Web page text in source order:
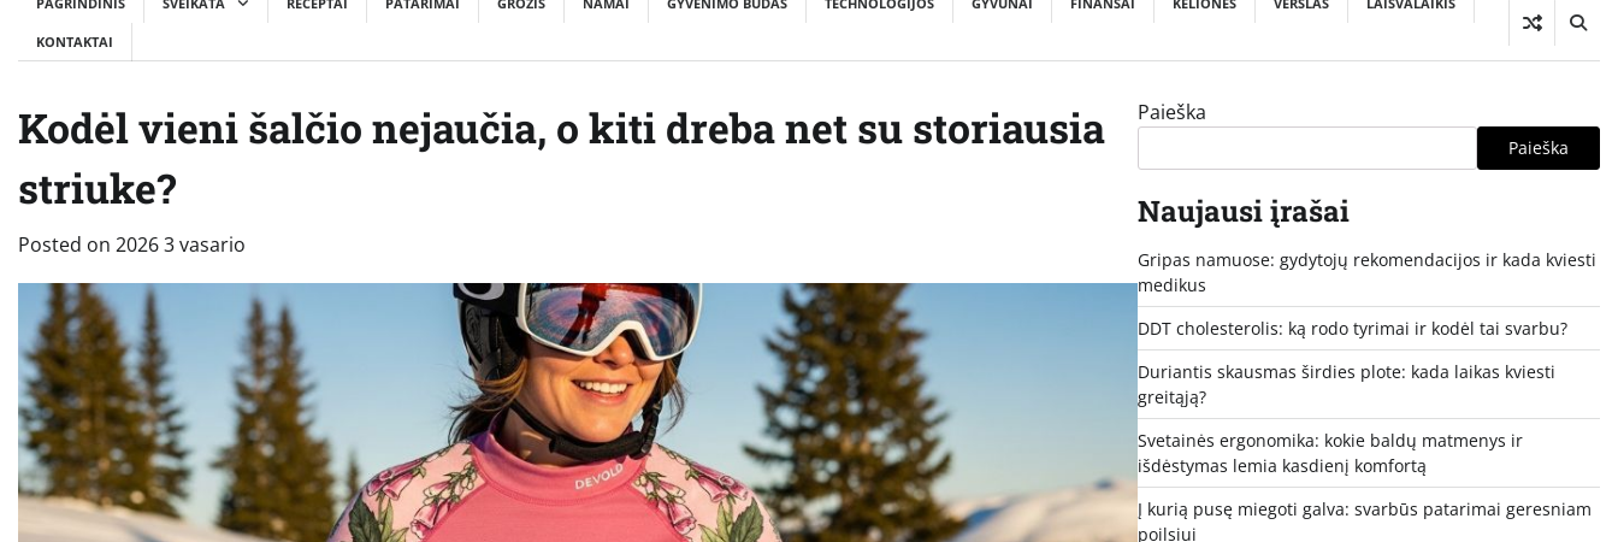
KONTAKTAI
Kodėl vieni šalčio nejaučia, o kiti dreba net su storiausia
striuke?
Posted on 2026 3 vasario
Paieška
Paieška
Naujausi įrašai
Gripas namuose: gydytojų rekomendacijos ir kada kviesti
medikus
DDT cholesterolis: ką rodo tyrimai ir kodėl tai svarbu?
Duriantis skausmas širdies plote: kada laikas kviesti
greitąją?
Svetainės ergonomika: kokie baldų matmenys ir
išdėstymas lemia kasdienį komfortą
Į kurią pusę miegoti galva: svarbūs patarimai geresniam
poilsiui